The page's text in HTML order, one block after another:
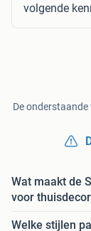
volgende
De
Wat maakt de
voor
Welke stijlen